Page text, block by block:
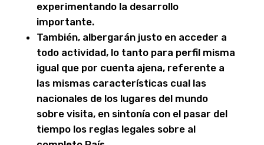
experimentando la desarrollo
importante.
También, albergarán justo en acceder a
todo actividad, lo tanto para perfil misma
igual que por cuenta ajena, referente a
las mismas características cual las
nacionales de los lugares del mundo
sobre visita, en sintonía con el pasar del
tiempo los reglas legales sobre al